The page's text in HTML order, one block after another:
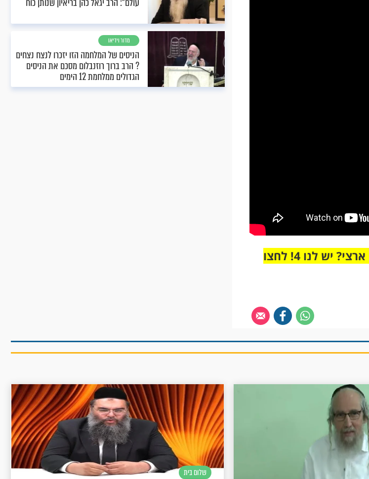
מחוברים רק לקבוצת ווטסאפ אחת מבית מוקד תהילים ארצי? יש לנו 4! לחצו
מדור וידיאו
הניסים של המלחמה הזו יזכרו לנצח נצחים
? הרב ברוך רוזנבלום מסכם את הניסים
הגדולים ממלחמת 12 הימים
שלום בית